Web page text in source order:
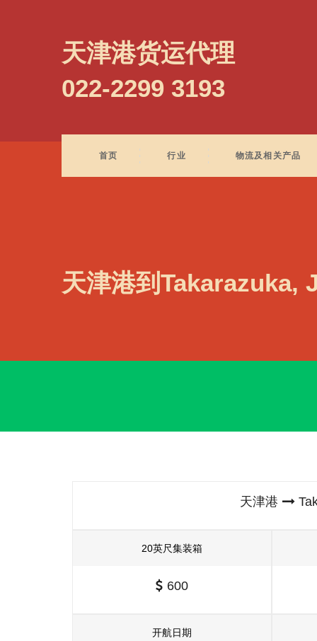
天津港货运代理
022-2299 3193
首页 行业 物流及相关产品
天津港到Takarazuka,
天津港
20英尺集装箱
600
开航日期